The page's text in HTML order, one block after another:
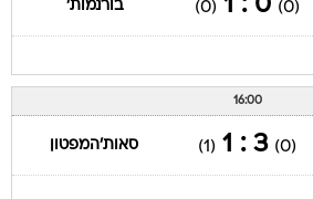
(0)
3 : 1
(1) סאות'המפטון